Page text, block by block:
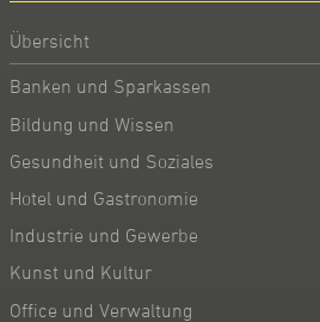
Übersicht
Banken und Sparkassen
Bildung und Wissen
Gesundheit und Soziales
Hotel und Gastronomie
Industrie und Gewerbe
Kunst und Kultur
Office und Verwaltung